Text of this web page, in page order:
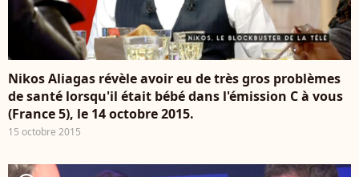
Nikos Aliagas révèle avoir eu de très gros problèmes
de santé lorsqu'il était bébé dans l'émission C à vous
(France 5), le 14 octobre 2015.
15 octobre 2015